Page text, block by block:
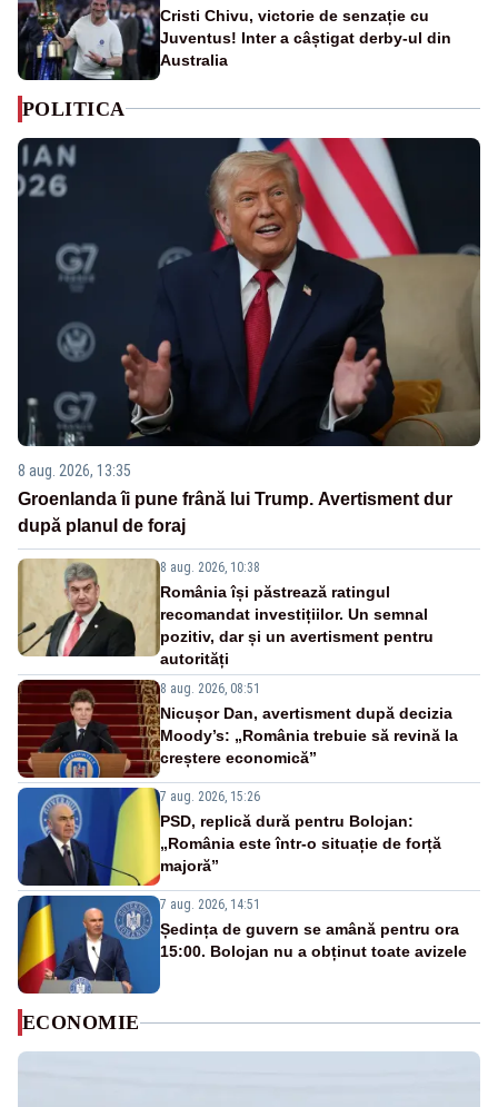
Cristi Chivu, victorie de senzație cu
Juventus! Inter a câștigat derby-ul din
Australia
POLITICA
8 aug. 2026, 13:35
Groenlanda îi pune frână lui Trump. Avertisment dur
după planul de foraj
8 aug. 2026, 10:38
România își păstrează ratingul
recomandat investițiilor. Un semnal
pozitiv, dar și un avertisment pentru
autorități
8 aug. 2026, 08:51
Nicușor Dan, avertisment după decizia
Moody’s: „România trebuie să revină la
creștere economică”
7 aug. 2026, 15:26
PSD, replică dură pentru Bolojan:
„România este într-o situație de forță
majoră”
7 aug. 2026, 14:51
Ședința de guvern se amână pentru ora
15:00. Bolojan nu a obținut toate avizele
ECONOMIE